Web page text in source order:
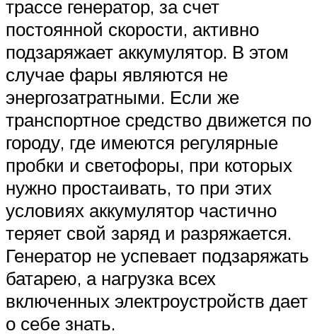
трассе генератор, за счет
постоянной скорости, активно
подзаряжает аккумулятор. В этом
случае фары являются не
энергозатратными. Если же
транспортное средство движется по
городу, где имеются регулярные
пробки и светофоры, при которых
нужно простаивать, то при этих
условиях аккумулятор частично
теряет свой заряд и разряжается.
Генератор не успевает подзаряжать
батарею, а нагрузка всех
включенных электроустройств дает
о себе знать.